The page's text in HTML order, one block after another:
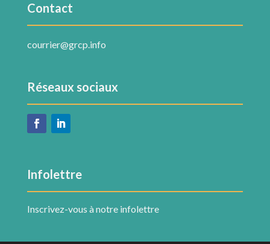
Contact
courrier@grcp.info
Réseaux sociaux
Infolettre
Inscrivez-vous à notre infolettre